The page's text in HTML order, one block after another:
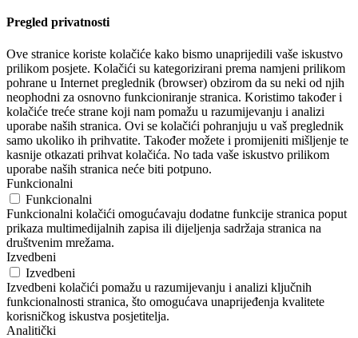
Pregled privatnosti
Ove stranice koriste kolačiće kako bismo unaprijedili vaše iskustvo
prilikom posjete. Kolačići su kategorizirani prema namjeni prilikom
pohrane u Internet preglednik (browser) obzirom da su neki od njih
neophodni za osnovno funkcioniranje stranica. Koristimo također i
kolačiće treće strane koji nam pomažu u razumijevanju i analizi
uporabe naših stranica. Ovi se kolačići pohranjuju u vaš preglednik
samo ukoliko ih prihvatite. Također možete i promijeniti mišljenje te
kasnije otkazati prihvat kolačića. No tada vaše iskustvo prilikom
uporabe naših stranica neće biti potpuno.
Funkcionalni
Funkcionalni
Funkcionalni kolačići omogućavaju dodatne funkcije stranica poput
prikaza multimedijalnih zapisa ili dijeljenja sadržaja stranica na
društvenim mrežama.
Izvedbeni
Izvedbeni
Izvedbeni kolačići pomažu u razumijevanju i analizi ključnih
funkcionalnosti stranica, što omogućava unaprijeđenja kvalitete
korisničkog iskustva posjetitelja.
Analitički